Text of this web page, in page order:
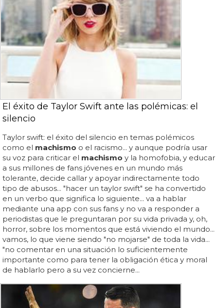
El éxito de Taylor Swift ante las polémicas: el
silencio
Taylor swift: el éxito del silencio en temas polémicos
como el machismo o el racismo... y aunque podría usar
su voz para criticar el machismo y la homofobia, y educar
a sus millones de fans jóvenes en un mundo más
tolerante, decide callar y apoyar indirectamente todo
tipo de abusos... "hacer un taylor swift" se ha convertido
en un verbo que significa lo siguiente... va a hablar
mediante una app con sus fans y no va a responder a
periodistas que le preguntaran por su vida privada y, oh,
horror, sobre los momentos que está viviendo el mundo...
vamos, lo que viene siendo "no mojarse" de toda la vida...
"no comentar en una situación lo suficientemente
importante como para tener la obligación ética y moral
de hablarlo pero a su vez concierne...